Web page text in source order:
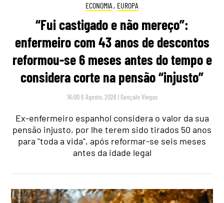
ECONOMIA , EUROPA
“Fui castigado e não mereço”:
enfermeiro com 43 anos de descontos
reformou-se 6 meses antes do tempo e
considera corte na pensão “injusto”
16:00 6 Agosto, 2026 | Gonçalo Viegas
Ex-enfermeiro espanhol considera o valor da sua
pensão injusto, por lhe terem sido tirados 50 anos
para "toda a vida", após reformar-se seis meses
antes da idade legal